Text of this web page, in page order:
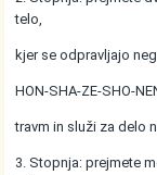
telo,
kjer se odpravljajo
HON-SHA-ZE-SHO-
travm in služi za delo
3. Stopnja: prejmete